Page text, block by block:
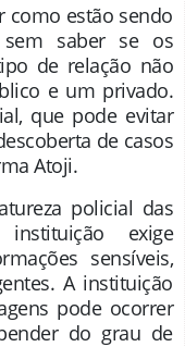
como estão sendo
sem saber se os
de relação não
e um privado.
que pode evitar
de casos
Atoji.
policial das
exige
sensíveis,
A instituição
pode ocorrer
do grau de